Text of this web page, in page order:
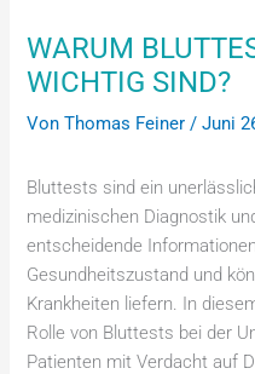
WARUM
WICHTIG SIND?
VonThomas Feiner/Juni
Bluttests sind ein
medizinischen Diagnostik
entscheidende
Gesundheitszustand und
Krankheiten liefern. In
Rolle von Bluttests bei der
Patienten mit Verdacht auf